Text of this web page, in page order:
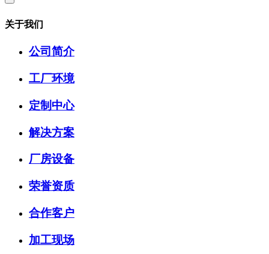
关于我们
公司简介
工厂环境
定制中心
解决方案
厂房设备
荣誉资质
合作客户
加工现场